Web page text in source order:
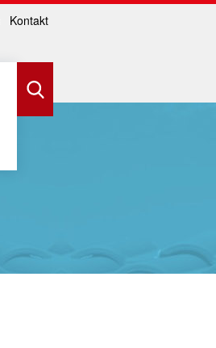
Kontakt